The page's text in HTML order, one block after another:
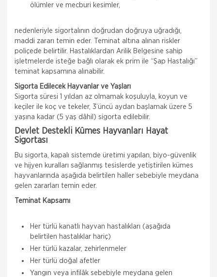
ölümler ve mecburi kesimler,
nedenleriyle sigortalının doğrudan doğruya uğradığı,
maddi zararı temin eder. Teminat altına alınan riskler
poliçede belirtilir. Hastalıklardan Arilik Belgesine sahip
işletmelerde isteğe bağlı olarak ek prim ile “Şap Hastalığı”
teminat kapsamına alınabilir.
Sigorta Edilecek Hayvanlar ve Yaşları
Sigorta süresi 1 yıldan az olmamak koşuluyla, koyun ve
keçiler ile koç ve tekeler, 3’üncü aydan başlamak üzere 5
yaşına kadar (5 yaş dâhil) sigorta edilebilir.
Devlet Destekli Kümes Hayvanları Hayat
Sigortası
Bu sigorta, kapalı sistemde üretimi yapılan, biyo-güvenlik
ve hijyen kuralları sağlanmış tesislerde yetiştirilen kümes
hayvanlarında aşağıda belirtilen haller sebebiyle meydana
gelen zararları temin eder.
Teminat Kapsamı
Her türlü kanatlı hayvan hastalıkları (aşağıda
belirtilen hastalıklar hariç)
Her türlü kazalar, zehirlenmeler
Her türlü doğal afetler
Yangın veya infilâk sebebiyle meydana gelen